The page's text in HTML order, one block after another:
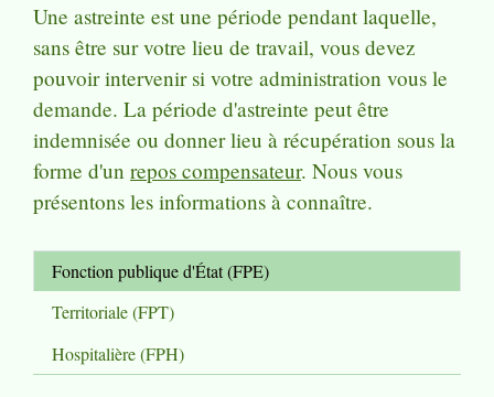
Une astreinte est une période pendant laquelle,
sans être sur votre lieu de travail, vous devez
pouvoir intervenir si votre administration vous le
demande. La période d'astreinte peut être
indemnisée ou donner lieu à récupération sous la
forme d'un repos compensateur. Nous vous
présentons les informations à connaître.
Fonction publique d'État (FPE)
Territoriale (FPT)
Hospitalière (FPH)